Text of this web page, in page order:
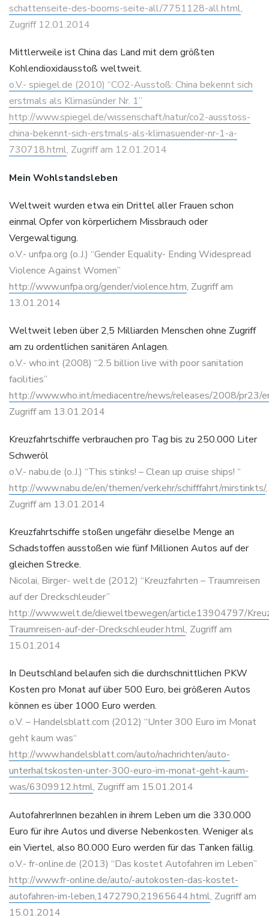
schattenseite-des-booms-seite-all/7751128-all.html,
Zugriff 12.01.2014
Mittlerweile ist China das Land mit dem größten
Kohlendioxidausstoß weltweit.
o.V.- spiegel.de (2010) “CO2-Ausstoß: China bekennt sich
erstmals als Klimasünder Nr. 1”
http://www.spiegel.de/wissenschaft/natur/co2-ausstoss-
china-bekennt-sich-erstmals-als-klimasuender-nr-1-a-
730718.html, Zugriff am 12.01.2014
Mein Wohlstandsleben
Weltweit wurden etwa ein Drittel aller Frauen schon
einmal Opfer von körperlichem Missbrauch oder
Vergewaltigung.
o.V.- unfpa.org (o.J.) “Gender Equality- Ending Widespread
Violence Against Women”
http://www.unfpa.org/gender/violence.htm, Zugriff am
13.01.2014
Weltweit leben über 2,5 Milliarden Menschen ohne Zugriff
am zu ordentlichen sanitären Anlagen.
o.V.- who.int (2008) “2.5 billion live with poor sanitation
facilities”
http://www.who.int/mediacentre/news/releases/2008/pr23/
Zugriff am 13.01.2014
Kreuzfahrtschiffe verbrauchen pro Tag bis zu 250.000 Liter
Schweröl
o.V.- nabu.de (o.J.) “This stinks! – Clean up cruise ships! “
http://www.nabu.de/en/themen/verkehr/schifffahrt/mirstinkts/,
Zugriff am 13.01.2014
Kreuzfahrtschiffe stoßen ungefähr dieselbe Menge an
Schadstoffen ausstoßen wie fünf Millionen Autos auf der
gleichen Strecke.
Nicolai, Birger- welt.de (2012) “Kreuzfahrten – Traumreisen
auf der Dreckschleuder”
http://www.welt.de/dieweltbewegen/article13904797/
Traumreisen-auf-der-Dreckschleuder.html, Zugriff am
15.01.2014
In Deutschland belaufen sich die durchschnittlichen PKW
Kosten pro Monat auf über 500 Euro, bei größeren Autos
können es über 1000 Euro werden.
o.V. – Handelsblatt.com (2012) “Unter 300 Euro im Monat
geht kaum was“
http://www.handelsblatt.com/auto/nachrichten/auto-
unterhaltskosten-unter-300-euro-im-monat-geht-kaum-
was/6309912.html, Zugriff am 15.01.2014
AutofahrerInnen bezahlen in ihrem Leben um die 330.000
Euro für ihre Autos und diverse Nebenkosten. Weniger als
ein Viertel, also 80.000 Euro werden für das Tanken fällig.
o.V.- fr-online.de (2013) “Das kostet Autofahren im Leben”
http://www.fr-online.de/auto/-autokosten-das-kostet-
autofahren-im-leben,1472790,21965644.html, Zugriff am
15.01.2014